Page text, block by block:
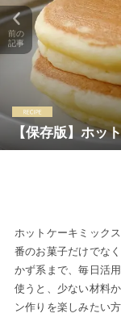
【保存版】ホッ
前の
記事
ホットケーキミック
番のお菓子だけでな
かず系まで、毎日活
使うと、少ない材料
ン作りを楽しみたい